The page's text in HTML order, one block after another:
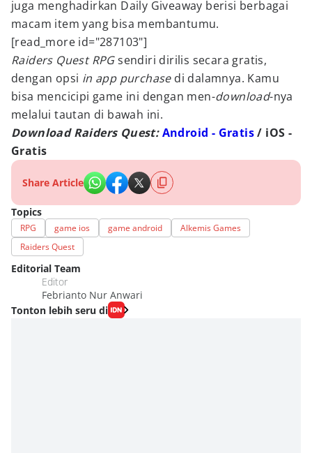
juga menghadirkan Daily Giveaway berisi berbagai
macam item yang bisa membantumu.
[read_more id="287103"]
Raiders Quest RPGsendiri dirilis secara gratis,
dengan opsi in app purchasedi dalamnya. Kamu
bisa mencicipi game ini dengan men-download-nya
melalui tautan di bawah ini.
Download Raiders Quest: Android - Gratis/ iOS -
Gratis
Share Article
Topics
RPG game ios game android
Alkemis Games
Raiders Quest
Editorial Team
Editor
Febrianto Nur Anwari
Tonton lebih seru di